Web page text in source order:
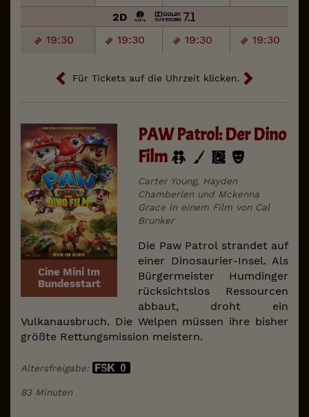
19:30 19:30 19:30 19:30
2D
Für Tickets auf die Uhrzeit klicken.
Cine Mini Im
Bundesstart
PAW Patrol: Der Dino
Film
Carter Young, Hayden
Chamberlen und Mckenna
Grace in einem Film von Cal
Brunker
Die Paw Patrol strandet auf
einer Dinosaurier-Insel. Als
Bürgermeister Humdinger
rücksichtslos Ressourcen
abbaut, droht ein
Vulkanausbruch. Die Welpen müssen ihre bisher
größte Rettungsmission meistern.
Altersfreigabe:
83 Minuten